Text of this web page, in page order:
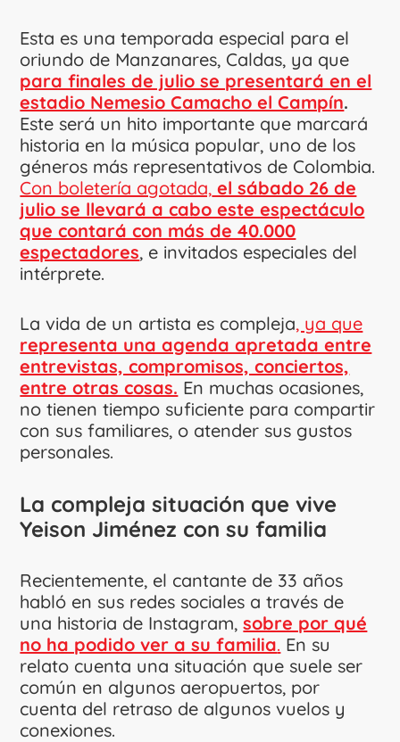
Esta es una temporada especial para el
oriundo de Manzanares, Caldas, ya que
para finales de julio se presentará en el
estadio Nemesio Camacho el Campín.
Este será un hito importante que marcará
historia en la música popular, uno de los
géneros más representativos de Colombia.
Con boletería agotada, el sábado 26 de
julio se llevará a cabo este espectáculo
que contará con más de 40.000
espectadores, e invitados especiales del
intérprete.
La vida de un artista es compleja, ya que
representa una agenda apretada entre
entrevistas, compromisos, conciertos,
entre otras cosas. En muchas ocasiones,
no tienen tiempo suficiente para compartir
con sus familiares, o atender sus gustos
personales.
La compleja situación que vive
Yeison Jiménez con su familia
Recientemente, el cantante de 33 años
habló en sus redes sociales a través de
una historia de Instagram,sobre por qué
no ha podido ver a su familia. En su
relato cuenta una situación que suele ser
común en algunos aeropuertos, por
cuenta del retraso de algunos vuelos y
conexiones.